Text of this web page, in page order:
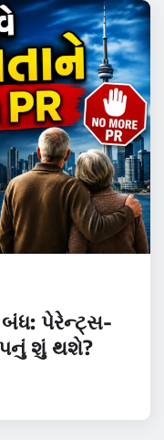
બંધ: પેરેન્ટ્સ-
શું થશે?